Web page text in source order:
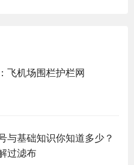
飞机场围栏护栏网
与基础知识你知道多少？
过滤布